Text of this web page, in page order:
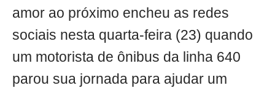
amor ao próximo encheu as redes
sociais nesta quarta-feira (23) quando
um motorista de ônibus da linha 640
parou sua jornada para ajudar um